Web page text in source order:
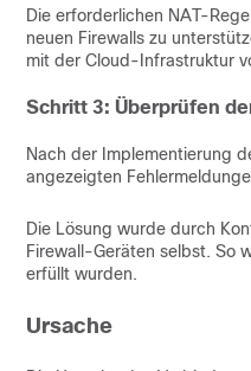
Die erforderlichen NAT-
neuen Firewalls zu
mit der Cloud-Infrastruktur
Schritt 3: Überprüfen
Nach der Implementierung
angezeigten
Die Lösung wurde durch
Firewall-Geräten selbst. So
erfüllt wurden.
Ursache